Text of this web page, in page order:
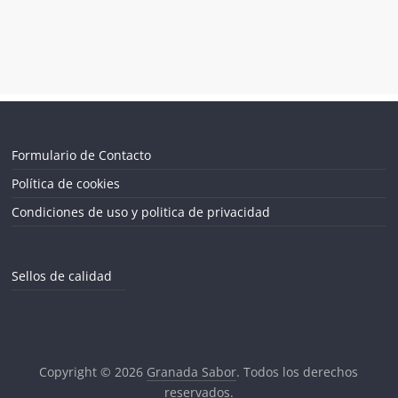
Formulario de Contacto
Política de cookies
Condiciones de uso y politica de privacidad
Sellos de calidad
Copyright © 2026 Granada Sabor. Todos los derechos
reservados.